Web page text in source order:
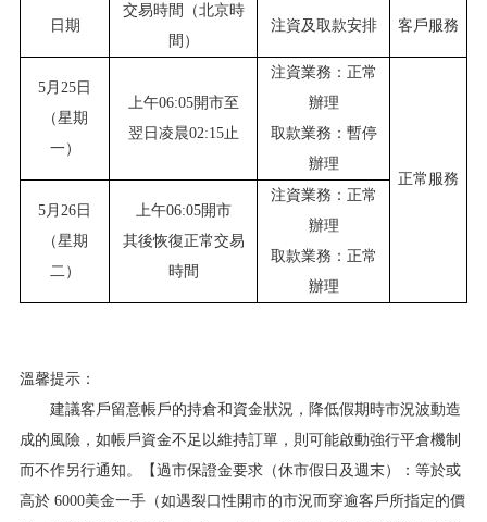
日期
交易時間（北京時
間）
注資及取款安排 客戶服務
5月25日
（星期
一）
上午06:05開市至
翌日凌晨02:15止
注資業務：正常
辦理
取款業務：暫停
辦理
正常服務
5月26日
（星期
二）
上午06:05開市
其後恢復正常交易
時間
注資業務：正常
辦理
取款業務：正常
辦理
溫馨提示：
建議客戶留意帳戶的持倉和資金狀況，降低假期時市況波動造
成的風險，如帳戶資金不足以維持訂單，則可能啟動強行平倉機制
而不作另行通知。【過市保證金要求（休市假日及週末）：等於或
高於 6000美金一手（如遇裂口性開市的市況而穿逾客戶所指定的價